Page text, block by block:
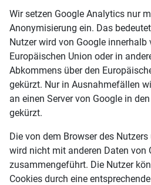
Wir setzen Google Analytics nur
Anonymisierung ein. Das
Nutzer wird von Google
Europäischen Union oder in
Abkommens über den
gekürzt. Nur in Ausnahmefällen
an einen Server von Google in
gekürzt.
Die von dem Browser des
wird nicht mit anderen Daten von
zusammengeführt. Die Nutzer
Cookies durch eine